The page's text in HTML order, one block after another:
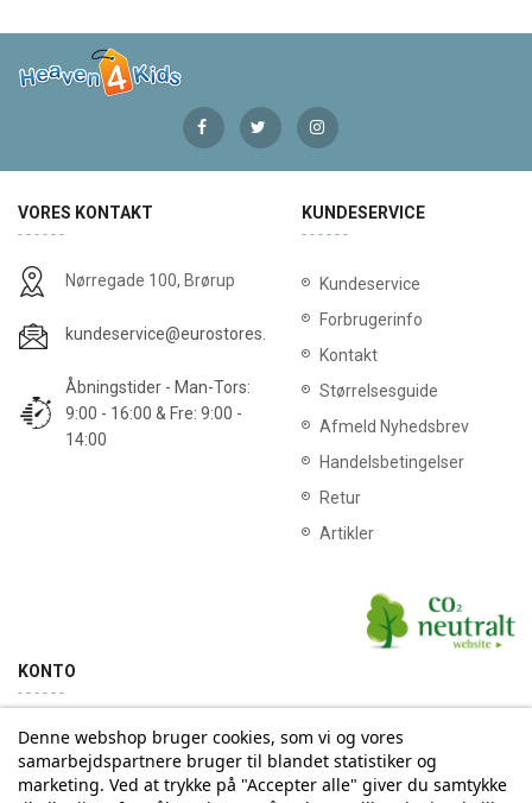
VORES KONTAKT
Nørregade 100, Brørup
kundeservice@eurostores.dk
Åbningstider - Man-Tors:
9:00 - 16:00 & Fre: 9:00 -
14:00
KUNDESERVICE
Kundeservice
Forbrugerinfo
Kontakt
Størrelsesguide
Afmeld Nyhedsbrev
Handelsbetingelser
Retur
Artikler
KONTO
Min konto Ordrehistorik
Denne webshop bruger cookies, som vi og vores
samarbejdspartnere bruger til blandet statistiker og
marketing. Ved at trykke på "Accepter alle" giver du samtykke